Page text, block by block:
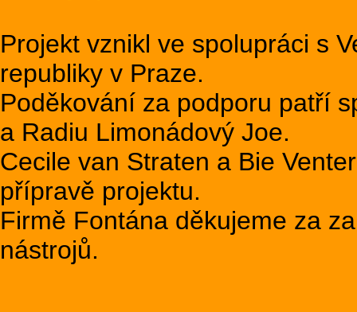
Projekt vznikl ve spolupráci s
republiky v Praze.
Poděkování za podporu patří
a Radiu Limonádový Joe.
Cecile van Straten a Bie
přípravě projektu.
Firmě Fontána děkujeme za
nástrojů.